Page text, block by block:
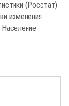
(Росстат)
изменения
Население